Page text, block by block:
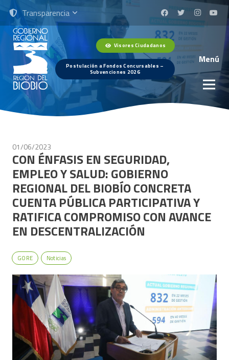
Transparencia
Visores Ciudadanos
Postulación a Fondos Concursables –
Subvenciones 2026
Menú
01/06/2023
CON ÉNFASIS EN SEGURIDAD,
EMPLEO Y SALUD: GOBIERNO
REGIONAL DEL BIOBÍO CONCRETA
CUENTA PÚBLICA PARTICIPATIVA Y
RATIFICA COMPROMISO CON AVANCE
EN DESCENTRALIZACIÓN
GORE Noticias